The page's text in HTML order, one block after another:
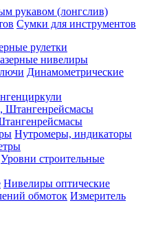
рукавом (лонгслив)
Сумки для инструментов
рулетки
нивелиры
Динамометрические
Нутромеры, индикаторы
Уровни строительные
Нивелиры оптические
Измеритель